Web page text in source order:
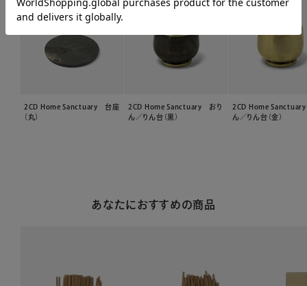
2CD Home Sanctuary 台座
（丸）
2CD Home Sanctuary おり
ん／りん台（黒）
2CD Home
ん／りん台（金）
あなたにおすすめの商品